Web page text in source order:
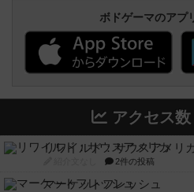
ボドゲーマのアプ
アクセス
リワイルド：サウスアメリ
2件の投稿
マーケットフレッシュ